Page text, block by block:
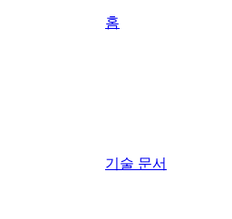
홈
기술 문서